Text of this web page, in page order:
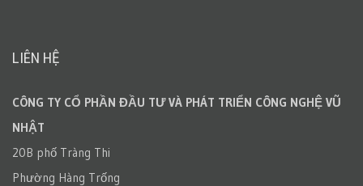
LIÊN HỆ
CÔNG TY CỔ PHẦN ĐẦU TƯ VÀ PHÁT TRIỂN CÔNG NGHỆ VŨ
NHẬT
20B phố Tràng Thi
Phường Hàng Trống